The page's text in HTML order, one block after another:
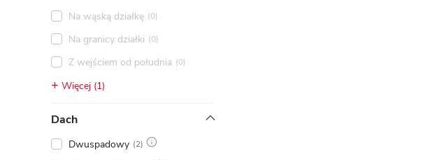
Na wąską działkę (0)
Na granicy działki (0)
Z wejściem od południa (0)
Więcej (1)
Dach
Dwuspadowy (2)